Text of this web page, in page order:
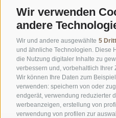
Wir verwenden
andere
Wir und andere ausgewählte 5
und ähnliche Technologien. Diese
die Nutzung digitaler Inhalte zu
verbessern und, vorbehaltlich Ihrer
Wir können Ihre Daten zum
verwenden: speichern von oder
endgerät, verwendung reduzierter
werbeanzeigen, erstellung von
verwendung von profilen zur